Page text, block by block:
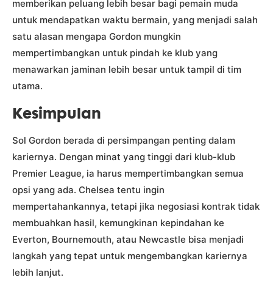
memberikan peluang lebih besar bagi pemain muda
untuk mendapatkan waktu bermain, yang menjadi salah
satu alasan mengapa Gordon mungkin
mempertimbangkan untuk pindah ke klub yang
menawarkan jaminan lebih besar untuk tampil di tim
utama.
Kesimpulan
Sol Gordon berada di persimpangan penting dalam
kariernya. Dengan minat yang tinggi dari klub-klub
Premier League, ia harus mempertimbangkan semua
opsi yang ada. Chelsea tentu ingin
mempertahankannya, tetapi jika negosiasi kontrak tidak
membuahkan hasil, kemungkinan kepindahan ke
Everton, Bournemouth, atau Newcastle bisa menjadi
langkah yang tepat untuk mengembangkan kariernya
lebih lanjut.